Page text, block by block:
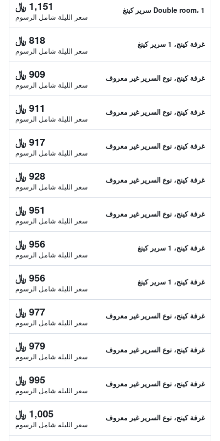
Double room، 1 سرير كينغ 1,151 ﷼
سعر الليلة شامل الرسوم
غرفة كينج، 1 سرير كينغ 818 ﷼
سعر الليلة شامل الرسوم
غرفة كينج، نوع السرير غير معروف 909 ﷼
سعر الليلة شامل الرسوم
غرفة كينج، نوع السرير غير معروف 911 ﷼
سعر الليلة شامل الرسوم
غرفة كينج، نوع السرير غير معروف 917 ﷼
سعر الليلة شامل الرسوم
غرفة كينج، نوع السرير غير معروف 928 ﷼
سعر الليلة شامل الرسوم
غرفة كينج، نوع السرير غير معروف 951 ﷼
سعر الليلة شامل الرسوم
غرفة كينج، 1 سرير كينغ 956 ﷼
سعر الليلة شامل الرسوم
غرفة كينج، 1 سرير كينغ 956 ﷼
سعر الليلة شامل الرسوم
غرفة كينج، نوع السرير غير معروف 977 ﷼
سعر الليلة شامل الرسوم
غرفة كينج، نوع السرير غير معروف 979 ﷼
سعر الليلة شامل الرسوم
غرفة كينج، نوع السرير غير معروف 995 ﷼
سعر الليلة شامل الرسوم
غرفة كينج، نوع السرير غير معروف 1,005 ﷼
سعر الليلة شامل الرسوم